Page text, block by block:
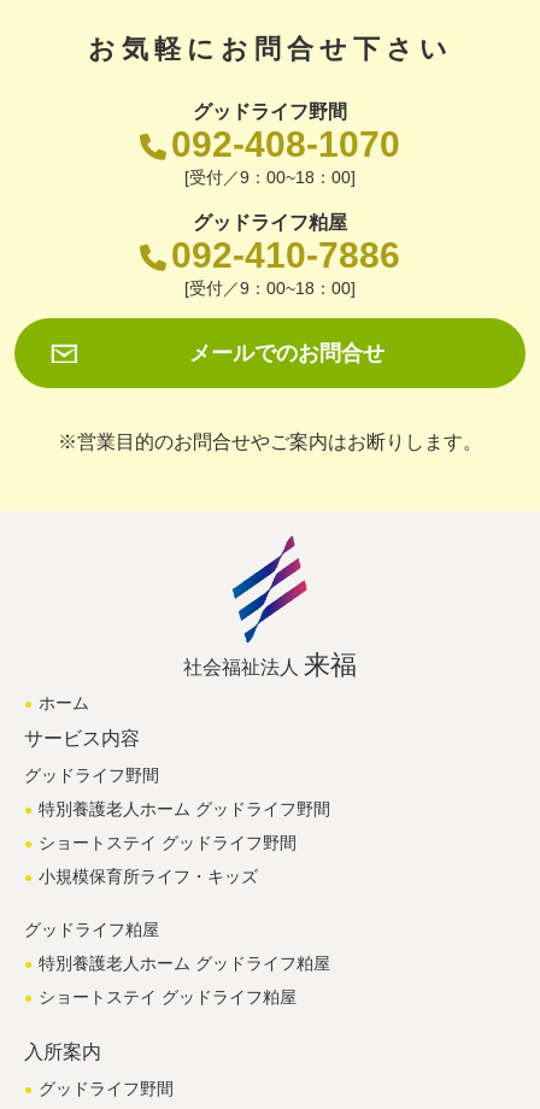
お気軽にお問合せ下さい
グッドライフ野間
092-408-1070
[受付／9：00~18：00]
グッドライフ粕屋
092-410-7886
[受付／9：00~18：00]
メールでのお問合せ
※営業目的のお問合せやご案内はお断りします。
社会福祉法人 来福
ホーム
サービス内容
グッドライフ野間
特別養護老人ホーム グッドライフ野間
ショートステイ グッドライフ野間
小規模保育所ライフ・キッズ
グッドライフ粕屋
特別養護老人ホーム グッドライフ粕屋
ショートステイ グッドライフ粕屋
入所案内
グッドライフ野間